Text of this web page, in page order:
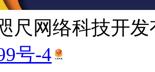
尺网络科技开
号-4